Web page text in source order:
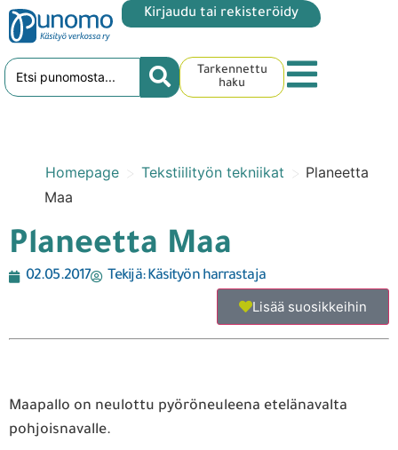
Kirjaudu tai rekisteröidy
Tarkennettu
haku
Homepage > Tekstiilityön tekniikat > Planeetta
Maa
Planeetta Maa
02.05.2017 Tekijä:Käsityön harrastaja
Lisää suosikkeihin
Maapallo on neulottu pyöröneuleena etelänavalta
pohjoisnavalle.